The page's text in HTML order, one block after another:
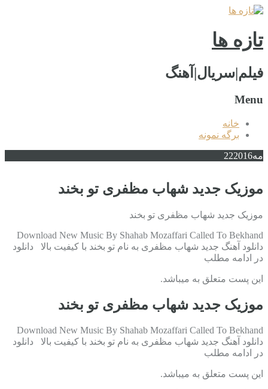
تازه ها
فیلم|سریال|آهنگ
Menu
خانه
برگه نمونه
مه 222016
موزیک جدید شهاب مظفری تو بخند
موزیک جدید شهاب مظفری تو بخند
Download New Music By Shahab Mozaffari Called To Bekhand
دانلود آهنگ جدید شهاب مظفری به نام تو بخند با کیفیت بالا دانلود
در ادامه مطلب
این پست متعلق به میباشد.
موزیک جدید شهاب مظفری تو بخند
Download New Music By Shahab Mozaffari Called To Bekhand
دانلود آهنگ جدید شهاب مظفری به نام تو بخند با کیفیت بالا دانلود
در ادامه مطلب
این پست متعلق به میباشد.